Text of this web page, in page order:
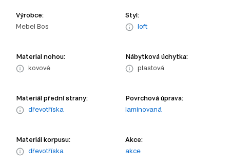
Výrobce:
Mebel Bos
Styl:
loft
Material nohou:
kovové
Nábytková úchytka:
plastová
Materiál přední strany:
dřevotříska
Povrchová úprava:
laminovaná
Materiál korpusu:
dřevotříska
Akce:
akce